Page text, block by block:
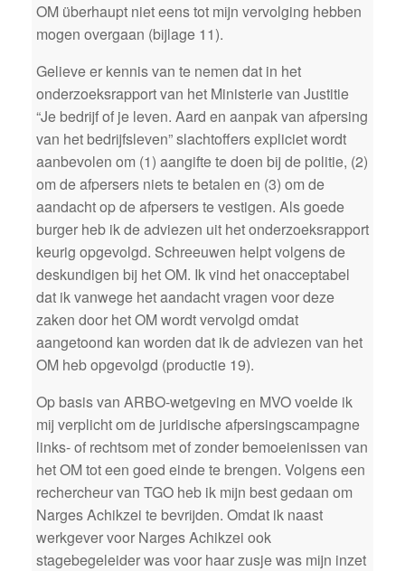
OM überhaupt niet eens tot mijn vervolging hebben
mogen overgaan (bijlage 11).
Gelieve er kennis van te nemen dat in het
onderzoeksrapport van het Ministerie van Justitie
“Je bedrijf of je leven. Aard en aanpak van afpersing
van het bedrijfsleven” slachtoffers expliciet wordt
aanbevolen om (1) aangifte te doen bij de politie, (2)
om de afpersers niets te betalen en (3) om de
aandacht op de afpersers te vestigen. Als goede
burger heb ik de adviezen uit het onderzoeksrapport
keurig opgevolgd. Schreeuwen helpt volgens de
deskundigen bij het OM. Ik vind het onacceptabel
dat ik vanwege het aandacht vragen voor deze
zaken door het OM wordt vervolgd omdat
aangetoond kan worden dat ik de adviezen van het
OM heb opgevolgd (productie 19).
Op basis van ARBO-wetgeving en MVO voelde ik
mij verplicht om de juridische afpersingscampagne
links- of rechtsom met of zonder bemoeienissen van
het OM tot een goed einde te brengen. Volgens een
rechercheur van TGO heb ik mijn best gedaan om
Narges Achikzei te bevrijden. Omdat ik naast
werkgever voor Narges Achikzei ook
stagebegeleider was voor haar zusje was mijn inzet